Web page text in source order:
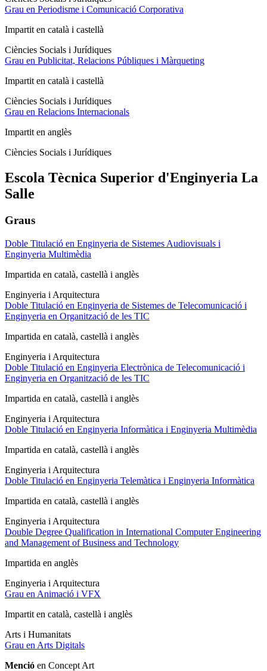
Grau en Periodisme i Comunicació Corporativa
Impartit en català i castellà
Ciències Socials i Jurídiques
Grau en Publicitat, Relacions Públiques i Màrqueting
Impartit en català i castellà
Ciències Socials i Jurídiques
Grau en Relacions Internacionals
Impartit en anglès
Ciències Socials i Jurídiques
Escola Tècnica Superior d'Enginyeria La
Salle
Graus
Doble Titulació en Enginyeria de Sistemes Audiovisuals i
Enginyeria Multimèdia
Impartida en català, castellà i anglès
Enginyeria i Arquitectura
Doble Titulació en Enginyeria de Sistemes de Telecomunicació i
Enginyeria en Organització de les TIC
Impartida en català, castellà i anglès
Enginyeria i Arquitectura
Doble Titulació en Enginyeria Electrònica de Telecomunicació i
Enginyeria en Organització de les TIC
Impartida en català, castellà i anglès
Enginyeria i Arquitectura
Doble Titulació en Enginyeria Informàtica i Enginyeria Multimèdia
Impartida en català, castellà i anglès
Enginyeria i Arquitectura
Doble Titulació en Enginyeria Telemàtica i Enginyeria Informàtica
Impartida en català, castellà i anglès
Enginyeria i Arquitectura
Double Degree Qualification in International Computer Engineering
and Management of Business and Technology
Impartida en anglès
Enginyeria i Arquitectura
Grau en Animació i VFX
Impartit en català, castellà i anglès
Arts i Humanitats
Grau en Arts Digitals
Menció en Concept Art